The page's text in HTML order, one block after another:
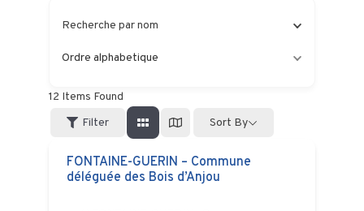
Recherche par nom
Ordre alphabetique
12 Items Found
Filter
Sort By
FONTAINE-GUERIN – Commune
déléguée des Bois d’Anjou